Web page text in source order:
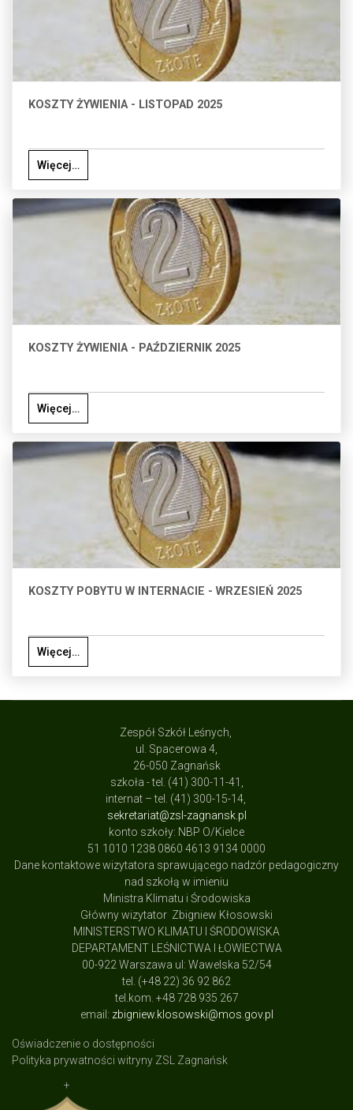
KOSZTY ŻYWIENIA - LISTOPAD 2025
Więcej…
KOSZTY ŻYWIENIA - PAŹDZIERNIK 2025
Więcej…
KOSZTY POBYTU W INTERNACIE - WRZESIEŃ 2025
Więcej…
Zespół Szkół Leśnych,
ul. Spacerowa 4,
26-050 Zagnańsk
szkoła - tel. (41) 300-11-41,
internat – tel. (41) 300-15-14,
sekretariat@zsl-zagnansk.pl
konto szkoły: NBP O/Kielce
51 1010 1238 0860 4613 9134 0000
Dane kontaktowe wizytatora sprawującego nadzór pedagogiczny
nad szkołą w imieniu
Ministra Klimatu i Środowiska
Główny wizytator Zbigniew Kłosowski
MINISTERSTWO KLIMATU I ŚRODOWISKA
DEPARTAMENT LEŚNICTWA I ŁOWIECTWA
00-922 Warszawa ul: Wawelska 52/54
tel. (+48 22) 36 92 862
tel.kom. +48 728 935 267
email: zbigniew.klosowski@mos.gov.pl
Oświadczenie o dostępności
Polityka prywatności witryny ZSL Zagnańsk
+